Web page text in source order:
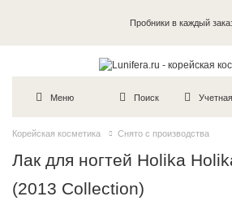
Пробники в каждый
Меню Поиск
Корейская косметика Снято с производства
Лак для ногтей Holika
(2013 Collection)